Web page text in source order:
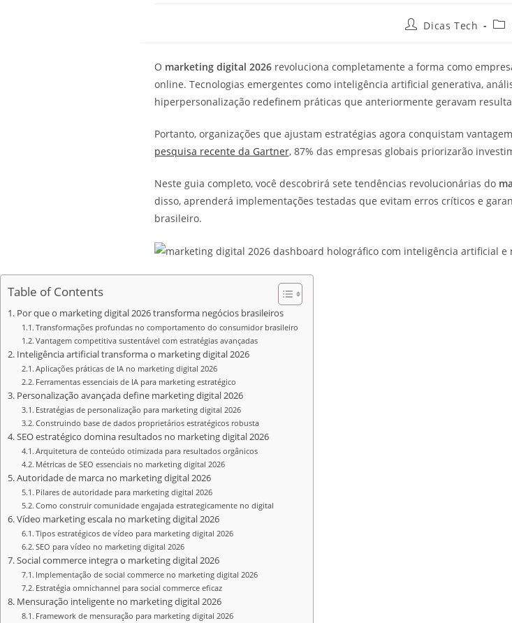
Dicas Tech
O marketing digital 2026revoluciona completamente a forma como
online. Tecnologias emergentes como inteligência artificial generativa,
hiperpersonalização redefinem práticas que anteriormente geravam
Portanto, organizações que ajustam estratégias agora conquistam
pesquisa recente da Gartner, 87% das empresas globais priorizarão
Neste guia completo, você descobrirá sete tendências revolucionárias do
disso, aprenderá implementações testadas que evitam erros críticos e
brasileiro.
Table of Contents
Por que o marketing digital 2026 transforma negócios brasileiros
Transformações profundas no comportamento do consumidor brasileiro
Vantagem competitiva sustentável com estratégias avançadas
Inteligência artificial transforma o marketing digital 2026
Aplicações práticas de IA no marketing digital 2026
Ferramentas essenciais de IA para marketing estratégico
Personalização avançada define marketing digital 2026
Estratégias de personalização para marketing digital 2026
Construindo base de dados proprietários estratégicos robusta
SEO estratégico domina resultados no marketing digital 2026
Arquitetura de conteúdo otimizada para resultados orgânicos
Métricas de SEO essenciais no marketing digital 2026
Autoridade de marca no marketing digital 2026
Pilares de autoridade para marketing digital 2026
Como construir comunidade engajada estrategicamente no digital
Vídeo marketing escala no marketing digital 2026
Tipos estratégicos de vídeo para marketing digital 2026
SEO para vídeo no marketing digital 2026
Social commerce integra o marketing digital 2026
Implementação de social commerce no marketing digital 2026
Estratégia omnichannel para social commerce eficaz
Mensuração inteligente no marketing digital 2026
Framework de mensuração para marketing digital 2026